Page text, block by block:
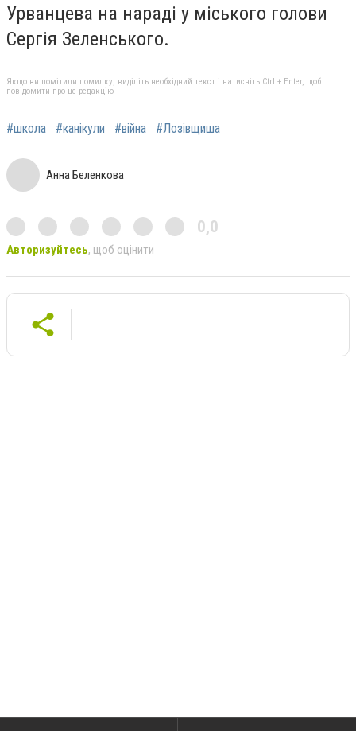
Урванцева на нараді у міського голови
Сергія Зеленського.
Якщо ви помітили помилку, виділіть необхідний текст і натисніть Ctrl + Enter, щоб
повідомити про це редакцію
#школа #канікули #війна #Лозівщиша
Анна Беленкова
0,0
Авторизуйтесь, щоб оцінити